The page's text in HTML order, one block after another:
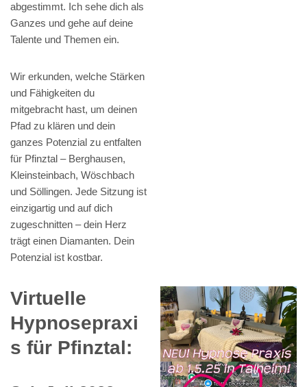
abgestimmt. Ich sehe dich als
Ganzes und gehe auf deine
Talente und Themen ein.
Wir erkunden, welche Stärken
und Fähigkeiten du
mitgebracht hast, um deinen
Pfad zu klären und dein
ganzes Potenzial zu entfalten
für Pfinztal – Berghausen,
Kleinsteinbach, Wöschbach
und Söllingen. Jede Sitzung ist
einzigartig und auf dich
zugeschnitten – dein Herz
trägt einen Diamanten. Dein
Potenzial ist kostbar.
Virtuelle
Hypnosepraxi
s für Pfinztal: